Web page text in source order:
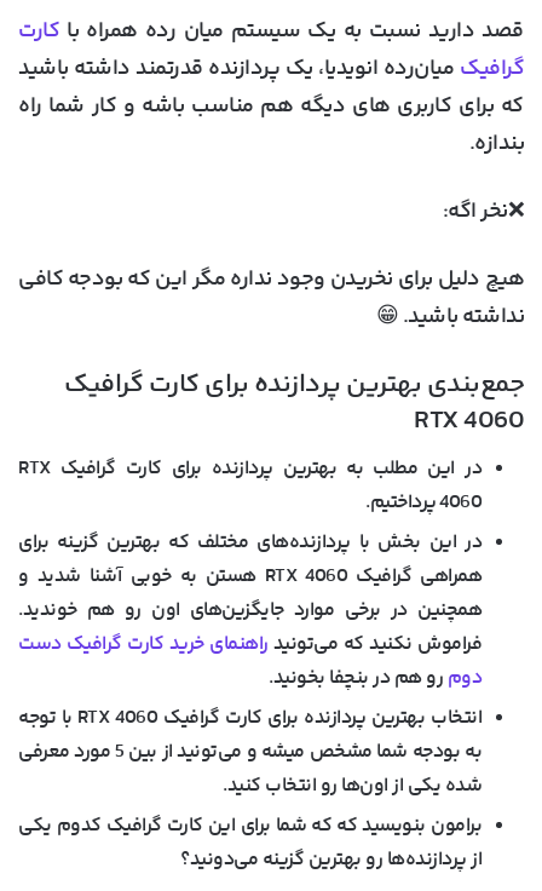
قصد دارید نسبت به یک سیستم میان رده همراه با کارت
گرافیک میان‌رده انویدیا، یک پردازنده قدرتمند داشته باشید
که برای کاربری های دیگه هم مناسب باشه و کار شما راه
بندازه.
❌نخر اگه:
هیچ دلیل برای نخریدن وجود نداره مگر این که بودجه کافی
نداشته باشید. 😁
جمع‌بندی بهترین پردازنده برای کارت گرافیک
RTX 4060
در این مطلب به بهترین پردازنده برای کارت گرافیک RTX
4060 پرداختیم.
در این بخش با پردازنده‌های مختلف که بهترین گزینه برای
همراهی گرافیک RTX 4060 هستن به خوبی آشنا شدید و
همچنین در برخی موارد جایگزین‌های اون رو هم خوندید.
فراموش نکنید که می‌تونید راهنمای خرید کارت گرافیک دست
دوم رو هم در بنچفا بخونید.
انتخاب بهترین پردازنده برای کارت گرافیک RTX 4060 با توجه
به بودجه شما مشخص میشه و می‌تونید از بین 5 مورد معرفی
شده یکی از اون‌ها رو انتخاب کنید.
برامون بنویسید که که شما برای این کارت گرافیک کدوم یکی
از پردازنده‌ها رو بهترین گزینه می‌دونید؟